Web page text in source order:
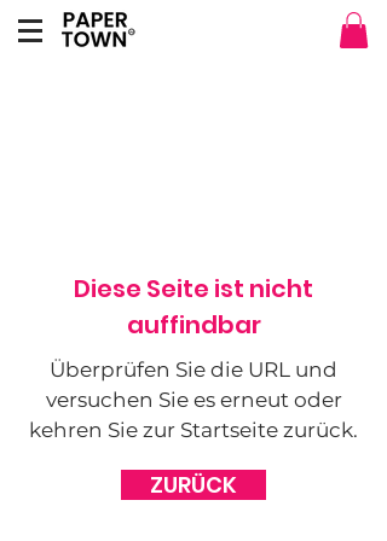
Diese Seite ist nicht
auffindbar
Überprüfen Sie die URL und
versuchen Sie es erneut oder
kehren Sie zur Startseite zurück.
ZURÜCK